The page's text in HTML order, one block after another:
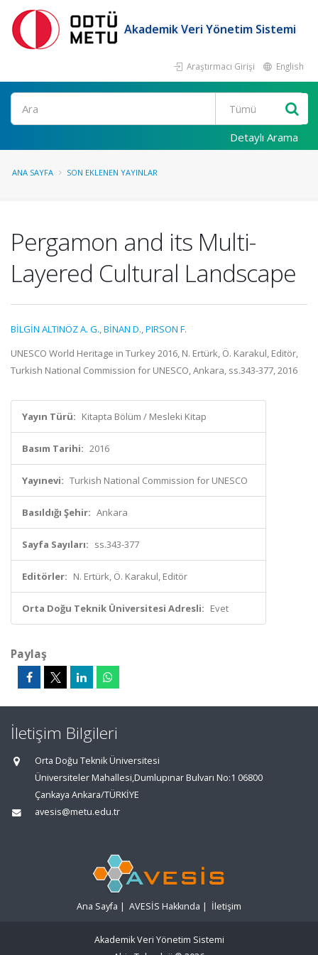
Akademik Veri Yönetim Sistemi
Araştırmacı Girişi English
Ara
Detaylı Arama
ANA SAYFA SON EKLENEN YAYINLAR
Pergamon and its Multi-
Layered Cultural Landscape
BİLGİN ALTINÖZ A. G.,BİNAN D.,PIRSON F.
UNESCO World Heritage in Turkey 2016, N. Ertürk, Ö. Karakul, Editör,
Turkish National Commission for UNESCO, Ankara, ss.343-377, 2016
Yayın Türü: Kitapta Bölüm / Mesleki Kitap
Basım Tarihi: 2016
Yayınevi: Turkish National Commission for UNESCO
Basıldığı Şehir: Ankara
Sayfa Sayıları: ss.343-377
Editörler: N. Ertürk, Ö. Karakul, Editör
Orta Doğu Teknik Üniversitesi Adresli: Evet
Paylaş
İletişim Bilgileri
Orta Doğu Teknik Üniversitesi
Üniversiteler Mahallesi,Dumlupınar Bulvarı No:1 06800
Çankaya Ankara/TÜRKİYE
avesis@metu.edu.tr
Ana Sayfa | AVESİS Hakkında | İletişim
Akademik Veri Yönetim Sistemi